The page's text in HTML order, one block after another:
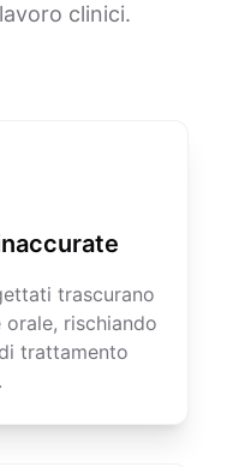
clinici.
trascurano
rischiando
trattamento